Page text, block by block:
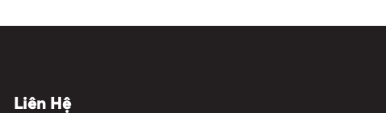
Liên Hệ